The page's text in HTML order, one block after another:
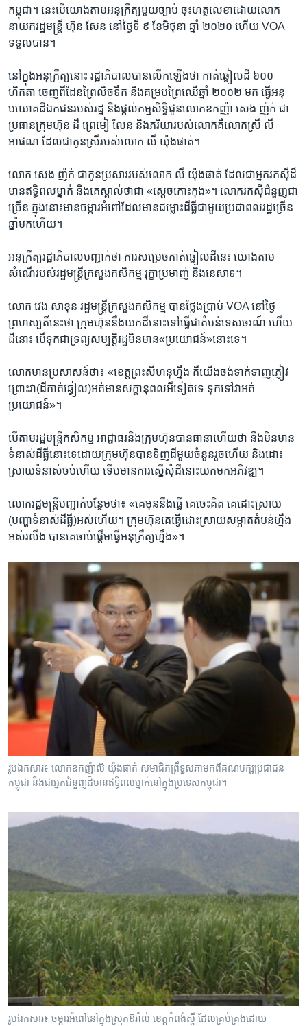
កម្ពុជា។​ នេះ​បើ​យោង​តាម​អនុក្រឹត្យ​មួយ​ច្បាប់​ ចុះ​ហត្ថលេខា​ដោយ​លោក​
នាយក​រដ្ឋមន្រ្តី​ ហ៊ុន សែន ​នៅ​ថ្ងៃ​ទី​ ៩ ​ខែ​មិថុនា ​ឆ្នាំ​ ២០២០ ​ហើយ​ VOA ​
ទទួល​បាន។​
នៅ​ក្នុង​អនុក្រឹត្យ​នោះ​ រដ្ឋាភិបាល​បាន​លើក​ឡើង​ថា​ កាត់​ឆ្វៀល​ដី​ ៦០០ ​
ហិកតា​ ចេញ​ពី​ដែន​ព្រៃ​លិច​ទឹក ​និង​គម្រប​ព្រៃ​ឈើ​ឆ្នាំ ​២០០២​ មក ​ធ្វើ​អនុ​
បយោគ​ដី​ឯកជន​របស់​រដ្ឋ​ និង​ផ្តល់​កម្មសិទ្ធិ​ជូន​លោក​ឧកញ៉ា​ សេង ញ៉ក់​ ជា​
ប្រធាន​ក្រុម​ហ៊ុន ​ដឹ ព្រេមៀ លែន​ និង​ភរិយា​របស់​លោក​គឺ​លោកស្រី​ លី
អាផណ​ ដែល​ជា​កូនស្រី​របស់​លោក ​លី យ៉ុងផាត់។​
លោក ​សេង ញ៉ក់ ​ជា​កូន​ប្រសារ​របស់​លោក ​លី យ៉ុងផាត់ ​ដែល​ជា​អ្នក​រក​ស៊ី​ដ៏​
មាន​ឥទ្ធិពល​ម្នាក់​ និង​គេ​ស្គាល់​ថាជា​ «ស្តេច​កោះ​កុង»។​ លោក​រក​ស៊ី​ជំនួញ​ជា​
ច្រើន ​ក្នុង​នោះ​មាន​ចម្ការ​អំពៅ​ដែល​មាន​ជម្លោះ​ដី​ធ្លី​ជាមួយ​ប្រជា​ពលរដ្ឋ​ច្រើន​
ឆ្នាំ​មក​ហើយ។​
អនុក្រឹត្យ​រដ្ឋាភិបាល​បញ្ជាក់​ថា​ ការ​សម្រេច​កាត់​ឆ្វៀល​ដី​នេះ​ យោង​តាម​
សំណើ​របស់​រដ្ឋមន្រ្តី​ក្រសួង​កសិកម្ម​ រុក្ខា​ប្រមាញ់​ និង​នេសាទ។​
លោក​ វេង សាខុន​ រដ្ឋមន្រ្តី​ក្រសួង​កសិកម្ម​ បាន​ថ្លែង​ប្រាប់ ​VOA​ នៅ​ថ្ងៃ​
ព្រហស្បតិ៍​នេះ​ថា​ ក្រុមហ៊ុន​នឹង​យកដី​នោះ​ទៅ​ធ្វើ​ជា​តំបន់​ទេសចរណ៍ ​ហើយ​
ដី​នោះ​ បើ​ទុក​ជា​ទ្រព្យ​សម្បត្តិ​រដ្ឋ​មិន​មាន​«ប្រយោជន៍»​នោះ​ទេ។​
លោក​មាន​ប្រសាសន៍​ថា៖​ «ខេត្ត​ព្រះ​សីហនុ​ហ្នឹង ​គឺ​យើង​ចង់​ទាក់​ទាញ​ភ្ញៀវ​
ព្រោះ​វា​(ដី​កាត់​ឆ្វៀល)​អត់​មាន​សក្តានុពល​អី​ទៀត​ទេ​ ទុក​ទៅ​វា​អត់​
ប្រយោជន៍»។​
បើ​តាម​រដ្ឋមន្រ្តី​កសិកម្ម​ ​អាជ្ញាធរ​និង​ក្រុមហ៊ុន​បាន​ធានា​ហើយ​ថា ​នឹង​មិន​មាន​
ទំនាស់​ដី​ធ្លី​នោះ​ទេ​ដោយ​ក្រុមហ៊ុន​បាន​ទិញ​ដី​មួយ​ចំនួន​រួច​ហើយ ​និង​ដោះ​
ស្រាយ​ទំនាស់​ចប់​ហើយ​ ទើប​មាន​ការ​ស្នើ​សុំ​ដី​នោះ​យក​មក​អភិវឌ្ឍ។​
លោក​រដ្ឋមន្រ្តី​បញ្ជាក់​បន្ថែម​ថា៖​ «គេ​មុន​នឹង​ធ្វើ​ គេ​ចេះ​គិត​ គេ​ដោះ​ស្រាយ​
(បញ្ហា​ទំនាស់​ដី​ធ្លី)​អស់​ហើយ។​ ក្រុមហ៊ុន​គេ​ធ្វើ​ដោះស្រាយ​សម្អាត​តំបន់​ហ្នឹង​
អស់​រលីង​ បាន​គេ​ចាប់​ផ្តើម​ធ្វើ​អនុក្រឹត្យ​ហ្នឹង»។​
រូបឯកសារ៖ លោក​ឧកញ៉ា​លី យ៉ុងផាត់ ​សមាជិក​ព្រឹទ្ធ​សភា​មក​ពី​គណបក្ស​ប្រជាជន​
កម្ពុជា និងជាអ្នកជំនួញដ៏មានឥទ្ធិពលម្នាក់នៅក្នុងប្រទេសកម្ពុជា។
រូបឯកសារ៖ ចម្ការអំពៅនៅក្នុងស្រុកឱរ៉ាល់ ខេត្តកំពង់ស្ពឺ ដែលគ្រប់គ្រងដោយ